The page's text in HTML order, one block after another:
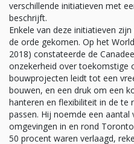
verschillende initiatieven met
beschrijft.
Enkele van deze initiatieven
de orde gekomen. Op het
2018) constateerde de
onzekerheid over toekomstige
bouwprojecten leidt tot een
bouwen, en een druk om een
hanteren en flexibiliteit in de te
passen. Hij noemde een
omgevingen in en rond
50 procent waren verlaagd,